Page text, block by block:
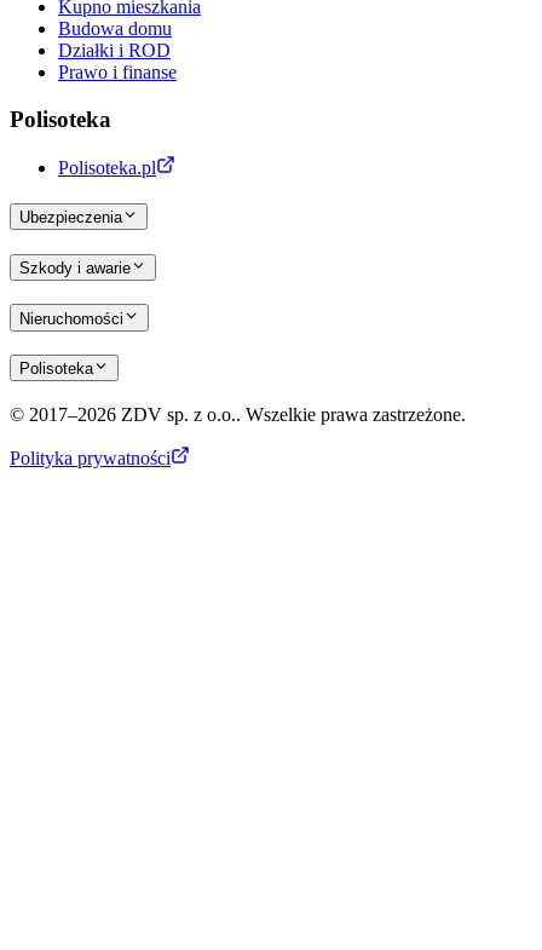
Kupno mieszkania
Budowa domu
Działki i ROD
Prawo i finanse
Polisoteka
Polisoteka.pl
Ubezpieczenia
Szkody i awarie
Nieruchomości
Polisoteka
© 2017–2026 ZDV sp. z o.o.. Wszelkie prawa zastrzeżone.
Polityka prywatności